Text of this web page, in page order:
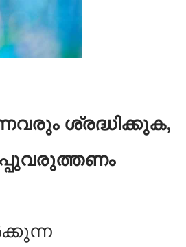
ശ്രദ്ധിക്കുക,